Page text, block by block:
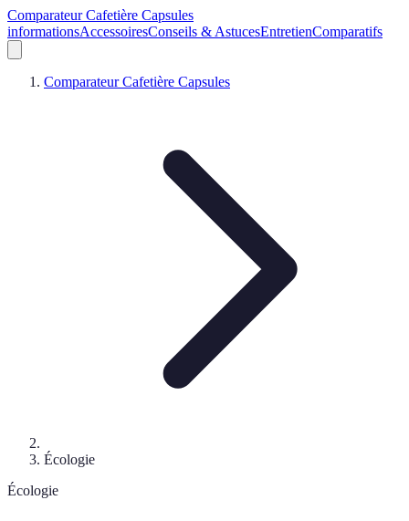
Comparateur Cafetière Capsules
informationsAccessoiresConseils & AstucesEntretienComparatifs
Comparateur Cafetière Capsules
Écologie
Écologie